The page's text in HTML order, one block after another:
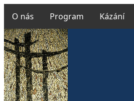
O nás Program Kázání